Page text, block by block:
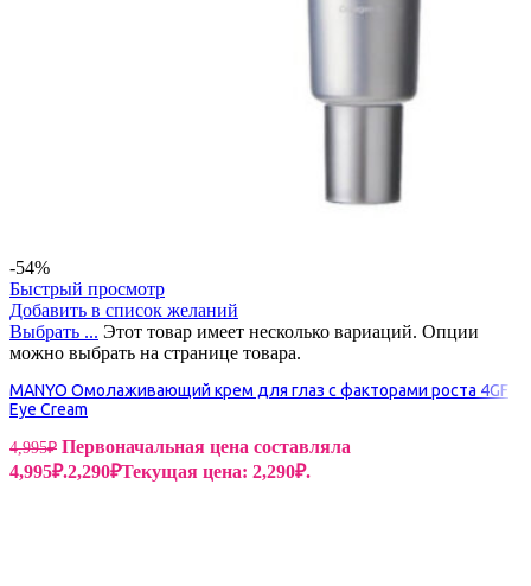
-54%
Быстрый просмотр
Добавить в список желаний
Выбрать ... Этот товар имеет несколько вариаций. Опции
можно выбрать на странице товара.
MANYO Омолаживающий крем для глаз с факторами роста 4GF
Eye Cream
4,995₽ Первоначальная цена составляла
4,995₽.2,290₽Текущая цена: 2,290₽.